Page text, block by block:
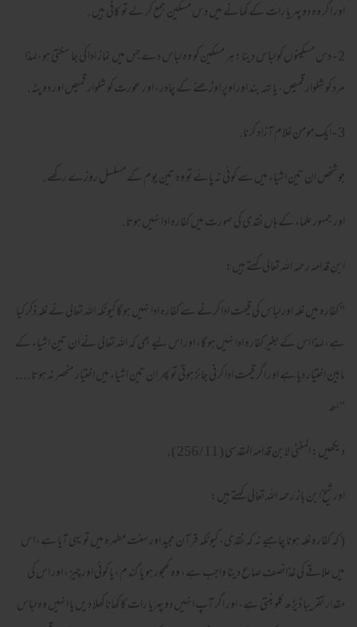
اور اگر وہ دوپہر يا رات كے كھانے ميں دس مسكين جمع كر لے تو كافى ہيں.
2 - دس مسكينوں كو لباس دينا: ہر مسكين كو وہ لباس دے جس ميں نماز ادا كى جا سكتى ہو، لہذا
مرد كو شلوار قميص، يا تہہ بند اور اوپر اوڑھنے كے چادر، اور عورت كو شلوار قميص اور دوپٹہ.
3 - ايك مومن غلام آزاد كرنا.
جو شخص ان تين اشياء ميں سے كوئى نہ پائے تو وہ تين يوم كے مسلسل روزے ركھے.
اور جمہور علماء كے ہاں نقدى كى صورت ميں كفارہ ادا نہيں ہوتا.
ابن قدامہ رحمہ اللہ تعالى كہتے ہيں:
" كفارہ ميں غلہ اور لباس كى قيمت ادا كرنے سے كفارہ ادا نہيں ہو گا كيونكہ اللہ تعالى نے غلہ ذكر كيا
ہے، لہذا اس كے بغير كفارہ ادا نہيں ہو گا، اور اس ليے بھى كہ اللہ تعالى نے ان تين اشياء كے
مابين اختيار ديا ہے اور اگر قيمت ادا كرنى جائز ہوتى تو پھر ان تين اشياء ميں اختيار منحصر نہ ہوتا....
" اھـ
ديكھيں: المغنى لابن قدامہ المقدسى ( 11 / 256 ).
اور شيخ ابن باز رحمہ اللہ تعالى كہتے ہيں:
( كہ كفارہ غلہ ہونا چاہيے نہ كہ نقدى، كيونكہ قرآن مجيد اور سنت مطہرہ ميں تو يہى آيا ہے، اس
ميں علاقے كى غذانصف صاع دينا واجب ہے، وہ كھجور ہو يا گندم، يا كوئى اور چيز ، اور اس كى
مقدار تقريبا ڈيڑھ كلو بنتى ہے، اور اگر آپ انہيں دوپہر يا رات كا كھانا كھلا ديں يا انہيں وہ لباس